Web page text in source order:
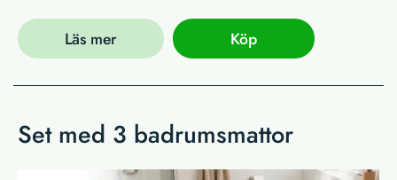
Läs mer Köp
Set med 3 badrumsmattor